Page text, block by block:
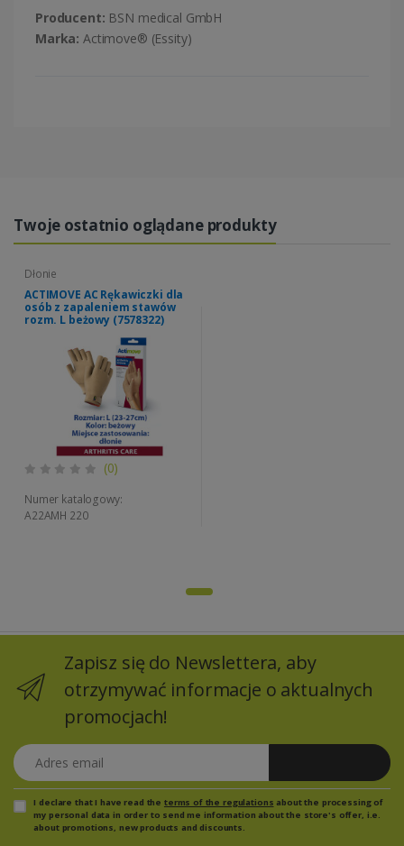
Producent: BSN medical GmbH
Marka: Actimove® (Essity)
Twoje ostatnio oglądane produkty
Dłonie
ACTIMOVE AC Rękawiczki dla
osób z zapaleniem stawów
rozm. L beżowy (7578322)
(0)
Numer katalogowy:
A22AMH 220
Zapisz się do Newslettera, aby
otrzymywać informacje o aktualnych
promocjach!
Adres email
I declare that I have read the terms of the regulations about the processing of
my personal data in order to send me information about the store's offer, i.e.
about promotions, new products and discounts.